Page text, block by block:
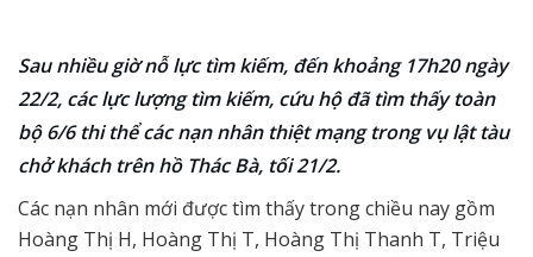
Sau nhiều giờ nỗ lực tìm kiếm, đến khoảng 17h20 ngày
22/2, các lực lượng tìm kiếm, cứu hộ đã tìm thấy toàn
bộ 6/6 thi thể các nạn nhân thiệt mạng trong vụ lật tàu
chở khách trên hồ Thác Bà, tối 21/2.
Các nạn nhân mới được tìm thấy trong chiều nay gồm
Hoàng Thị H, Hoàng Thị T, Hoàng Thị Thanh T, Triệu